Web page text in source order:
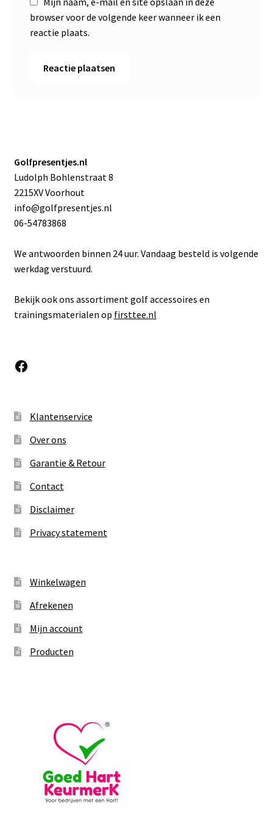
browser voor de volgende keer wanneer ik een
reactie plaats.
Golfpresentjes.nl
Ludolph Bohlenstraat 8
2215XV Voorhout
info@golfpresentjes.nl
06-54783868
We antwoorden binnen 24 uur. Vandaag besteld is volgende
werkdag verstuurd.
Bekijk ook ons assortiment golf accessoires en
trainingsmaterialen op firsttee.nl
Facebook
Klantenservice
Over ons
Garantie & Retour
Contact
Disclaimer
Privacy statement
Winkelwagen
Afrekenen
Mijn account
Producten